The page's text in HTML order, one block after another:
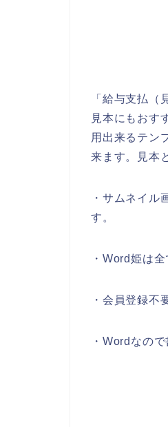
「給与支払
見本にもおす
用出来るテン
来ます。見本
・サムネイル
す。
・Word姫は
・会員登録不
・Wordなの